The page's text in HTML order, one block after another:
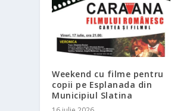
Weekend cu filme pentru
copii pe Esplanada din
Municipiul Slatina